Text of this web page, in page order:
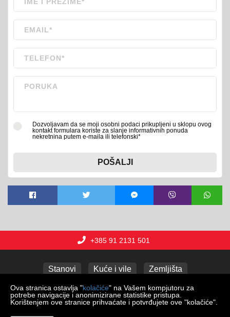
Dozvoljavam da se moji osobni podaci prikupljeni u sklopu ovog
kontakt formulara koriste za slanje informativnih ponuda
nekretnina putem e-maila ili telefonski*
POŠALJI
+385 91 2131 501
Stanovi Kuće i vile Zemljišta
Poslovni prostori Apartmani Garaže
Ova stranica ostavlja "kolačiće" na Vašem kompjutoru za
potrebe navigacije i anonimizirane statistike pristupa.
Korištenjem ove stranice prihvaćate i potvrđujete ove "kolačiće".